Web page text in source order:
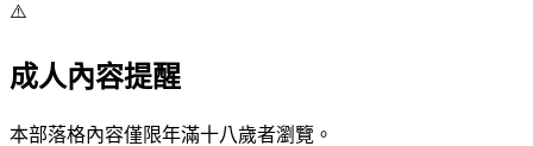
⚠️
成人內容提醒
本部落格內容僅限年滿十八歲者瀏覽。